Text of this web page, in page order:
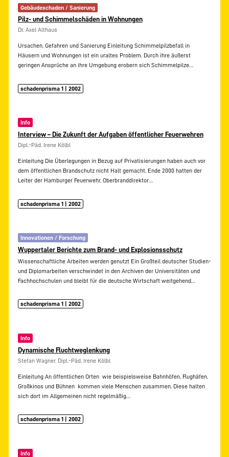
Gebäudeschaden / Sanierung
Pilz- und Schimmelschäden in Wohnungen
Dr. Axel Althaus
Ursachen, Gefahren und Sanierung Einleitung Schimmelpilzbefall in
Häusern und Wohnungen ist ein uraltes Problem. Durch ihre äußerst
geringen Ansprüche an ihre Umgebung erobern sich Schimmelpilze…
schadenprisma 1 | 2002
Info
Interview – Die Zukunft der Aufgaben öffentlicher Feuerwehren
Dipl.-Päd. Irene Kölbl
Einleitung Die Überlegungen in Bezug auf Privatisierungen haben auch vor
dem öffentlichen Brandschutz nicht Halt gemacht. Ende 2000 hatten der
Leiter der Hamburger Feuerwehr, Oberbranddirektor…
schadenprisma 1 | 2002
Innovationen / Forschung
Wuppertaler Berichte zum Brand- und Explosionsschutz
Wissenschaftliche Arbeiten werden genutzt Ein Großteil deutscher Studien-
und Diplomarbeiten verschwindet in den Archiven der Universitäten und
Fachhochschulen und bleibt für die deutsche Wirtschaft weitgehend…
schadenprisma 1 | 2002
Info
Dynamische Fluchtweglenkung
Stefan Wagner, Dipl.-Päd. Irene Kölbl
Einleitung An öffentlichen Orten  wie beispielsweise Bahnhöfen, Flughäfen,
Großkinos und Bühnen  kommen viele Menschen zusammen. Diese halten
sich dort im Allgemeinen nicht regelmäßig…
schadenprisma 1 | 2002
Info